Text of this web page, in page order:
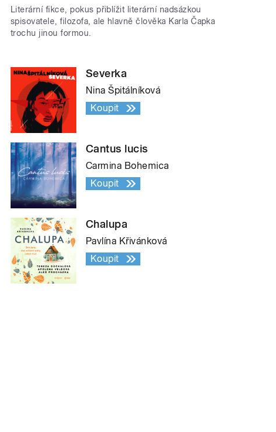
Literární fikce, pokus přiblížit literární nadsázkou
spisovatele, filozofa, ale hlavně člověka Karla Čapka
trochu jinou formou.
Severka
Nina Špitálníková
Koupit
Cantus lucis
Carmina Bohemica
Koupit
Chalupa
Pavlína Křivánková
Koupit